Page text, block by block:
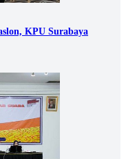
KPU Surabaya